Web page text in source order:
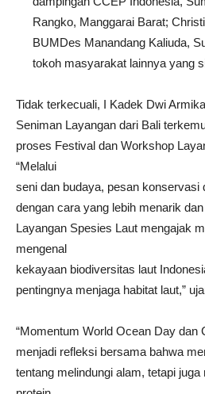
Rangko, Manggarai Barat;
BUMDes Manandang Kaliuda,
tokoh masyarakat lainnya yang
Tidak terkecuali, I Kadek Dwi
Seniman Layangan dari Bali
proses Festival dan Workshop
“Melalui
seni dan budaya, pesan konservasi
dengan cara yang lebih menarik
Layangan Spesies Laut mengajak
mengenal
kekayaan biodiversitas laut
pentingnya menjaga habitat laut,”
“Momentum World Ocean Day dan
menjadi refleksi bersama bahwa
tentang melindungi alam, tetapi